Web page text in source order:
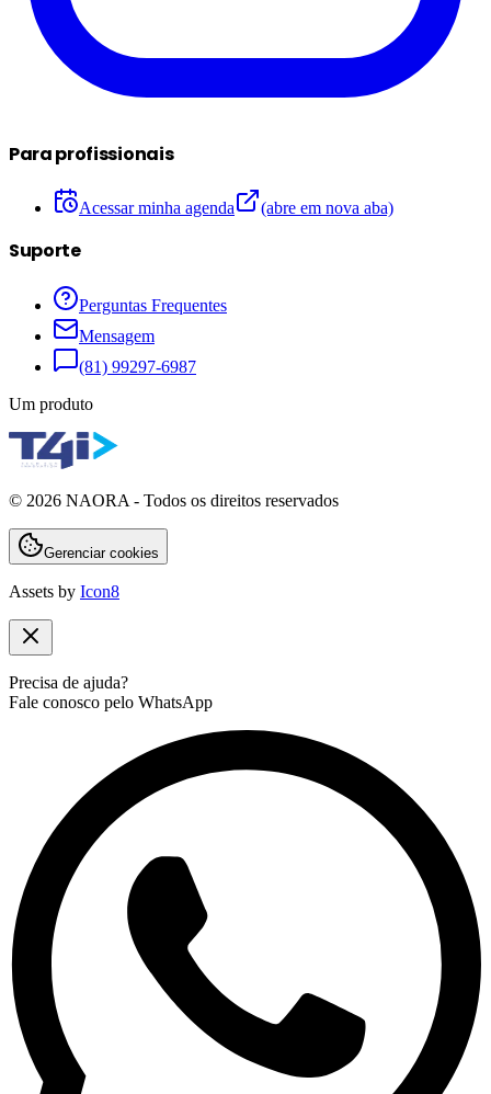
Para profissionais
Acessar minha agenda (abre em nova aba)
Suporte
Perguntas Frequentes
Mensagem
(81) 99297-6987
Um produto
© 2026 NAORA - Todos os direitos reservados
Gerenciar cookies
Assets by Icon8
Precisa de ajuda?
Fale conosco pelo WhatsApp